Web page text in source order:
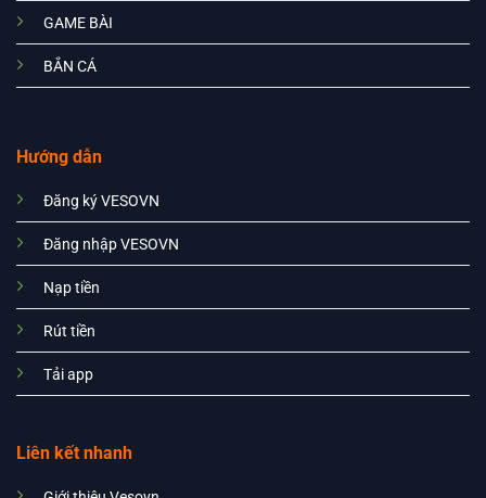
Hướng dẫn
Đăng ký VESOVN
Đăng nhập VESOVN
Nạp tiền
Rút tiền
Tải app
Liên kết nhanh
GAME BÀI
BẮN CÁ